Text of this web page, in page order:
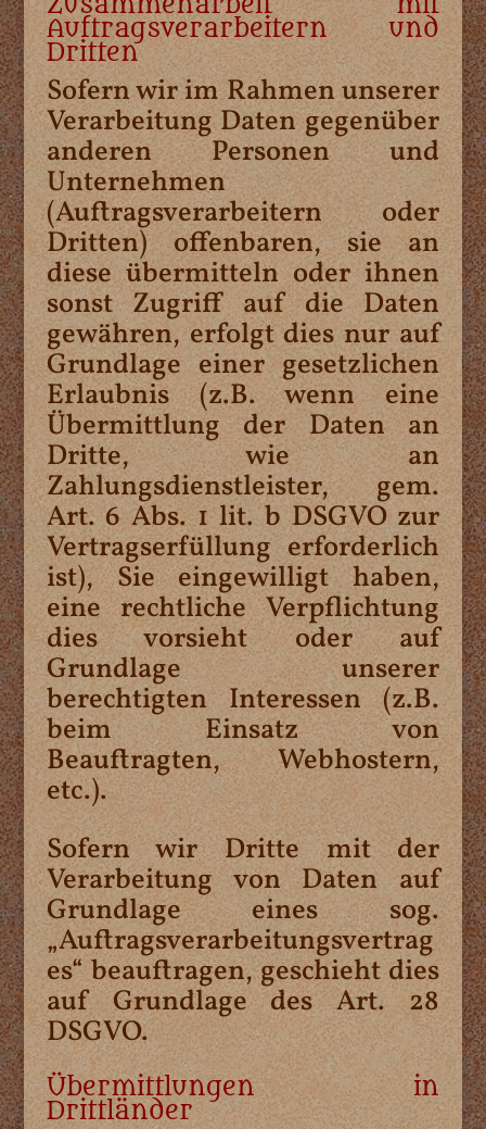
Auftragsverarbeitern und
Dritten
Sofern wir im Rahmen unserer
Verarbeitung Daten gegenüber
anderen Personen und
Unternehmen
(Auftragsverarbeitern oder
Dritten) offenbaren, sie an
diese übermitteln oder ihnen
sonst Zugriff auf die Daten
gewähren, erfolgt dies nur auf
Grundlage einer gesetzlichen
Erlaubnis (z.B. wenn eine
Übermittlung der Daten an
Dritte, wie an
Zahlungsdienstleister, gem.
Art. 6 Abs. 1 lit. b DSGVO zur
Vertragserfüllung erforderlich
ist), Sie eingewilligt haben,
eine rechtliche Verpflichtung
dies vorsieht oder auf
Grundlage unserer
berechtigten Interessen (z.B.
beim Einsatz von
Beauftragten, Webhostern,
etc.).
Sofern wir Dritte mit der
Verarbeitung von Daten auf
Grundlage eines sog.
„Auftragsverarbeitungsvertrag
es“ beauftragen, geschieht dies
auf Grundlage des Art. 28
DSGVO.
Übermittlungen in
Drittländer